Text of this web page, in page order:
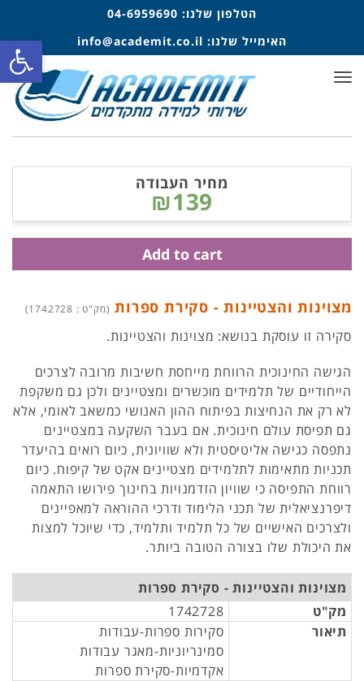
הטלפון שלנו: 04-6959690
האימייל שלנו: info@academit.co.il
תפריט
מצוינות והצטיינות - סקירת ספרות (מק"ט : 1742728)
סקירה זו עוסקת בנושא: מצוינות והצטיינות.
הגישה החינוכית הרווחת מייחסת חשיבות מרובה לצרכים
הייחודיים של תלמידים מוכשרים ומצטיינים ולכן גם משקפת
לא רק את הנחיצות בפיתוח ההון האנושי כמשאב לאומי, אלא
גם תפיסת עולם חינוכית. אם בעבר השקעה במצטיינים
נתפסה כגישה אליטיסטית ולא שוויונית, כיום רואים בהיעדר
תכניות מתאימות לתלמידים מצטיינים אקט של קיפוח. כיום
רווחת התפיסה כי שוויון הזדמנויות בחינוך פירושו התאמה
דיפרנציאלית של תכני הלימוד ודרכי ההוראה למאפיינים
ולצרכים האישיים של כל תלמיד ותלמיד, כדי שיוכל למצות
את היכולת שלו בצורה הטובה ביותר.
מצוינות והצטיינות - סקירת ספרות
מק"ט
1742728
תיאור
סקירות ספרות-עבודות
סמינריוניות-מאגר עבודות
אקדמיות-סקירת ספרות
מחיר העבודה
₪139
Add to cart
פתח